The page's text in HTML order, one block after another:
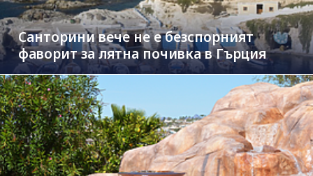
Санторини вече не е безспорният
фаворит за лятна почивка в Гърция